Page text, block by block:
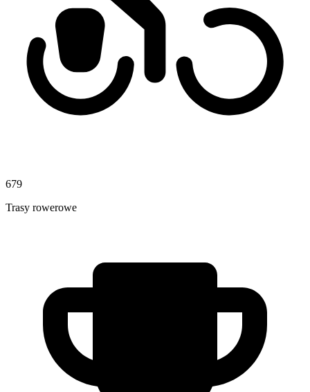
679
Trasy rowerowe